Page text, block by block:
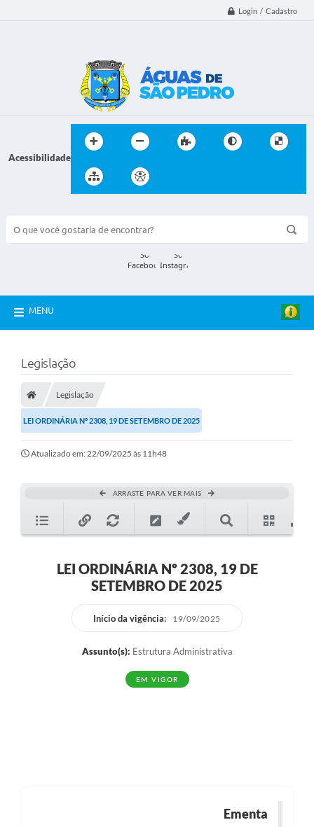
Login / Cadastro
Acessibilidade
MENU
Legislação
Legislação
LEI ORDINÁRIA Nº 2308, 19 DE SETEMBRO DE 2025
Atualizado em: 22/09/2025 às 11h48
ARRASTE PARA VER MAIS
LEI ORDINÁRIA Nº 2308, 19 DE
SETEMBRO DE 2025
Início da vigência: 19/09/2025
Assunto(s): Estrutura Administrativa
EM VIGOR
Ementa